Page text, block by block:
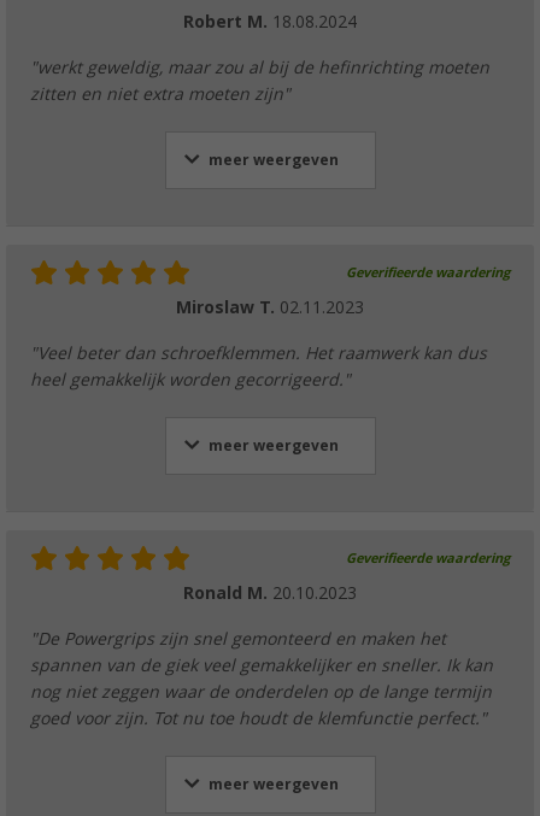
Robert M. 18.08.2024
"werkt geweldig, maar zou al bij de hefinrichting moeten
zitten en niet extra moeten zijn"
meer weergeven
Geverifieerde waardering
Miroslaw T. 02.11.2023
"Veel beter dan schroefklemmen. Het raamwerk kan dus
heel gemakkelijk worden gecorrigeerd."
meer weergeven
Geverifieerde waardering
Ronald M. 20.10.2023
"De Powergrips zijn snel gemonteerd en maken het
spannen van de giek veel gemakkelijker en sneller. Ik kan
nog niet zeggen waar de onderdelen op de lange termijn
goed voor zijn. Tot nu toe houdt de klemfunctie perfect."
meer weergeven